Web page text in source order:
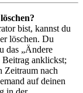
bist, kannst du
löschen. Du
das „Ändere
Beitrag anklickst;
Zeitraum nach
auf deinen